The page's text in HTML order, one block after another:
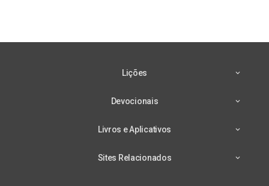
Lições
Devocionais
Livros e Aplicativos
Sites Relacionados